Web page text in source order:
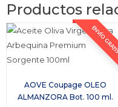
Productos
ENVÍO
AOVE Coupage OLEO
ALMANZORA Bot. 100 ml.